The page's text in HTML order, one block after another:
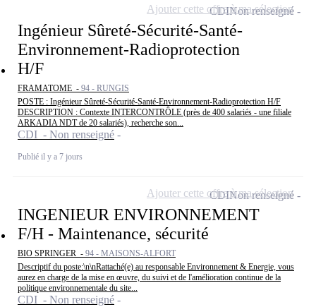
Ingénieur Sûreté-Sécurité-Santé-
Environnement-Radioprotection
H/F
FRAMATOME - 94 - RUNGIS
POSTE : Ingénieur Sûreté-Sécurité-Santé-Environnement-Radioprotection H/F
DESCRIPTION : Contexte INTERCONTRÔLE (près de 400 salariés - une filiale
ARKADIA NDT de 20 salariés), recherche son...
CDI - Non renseigné
Publié il y a 7 jours
CDINon renseigné
Ajouter cette offre à ma sélection
INGENIEUR ENVIRONNEMENT
F/H - Maintenance, sécurité
BIO SPRINGER - 94 - MAISONS-ALFORT
Descriptif du poste:\n\nRattaché(e) au responsable Environnement & Energie, vous
aurez en charge de la mise en œuvre, du suivi et de l'amélioration continue de la
politique environnementale du site...
CDI - Non renseigné
CDINon renseigné
Ajouter cette offre à ma sélection